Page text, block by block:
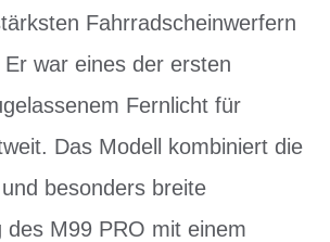
Fahrradscheinwerfern
war eines der ersten
Fernlicht für
Das Modell kombiniert die
besonders breite
des M99 PRO mit einem